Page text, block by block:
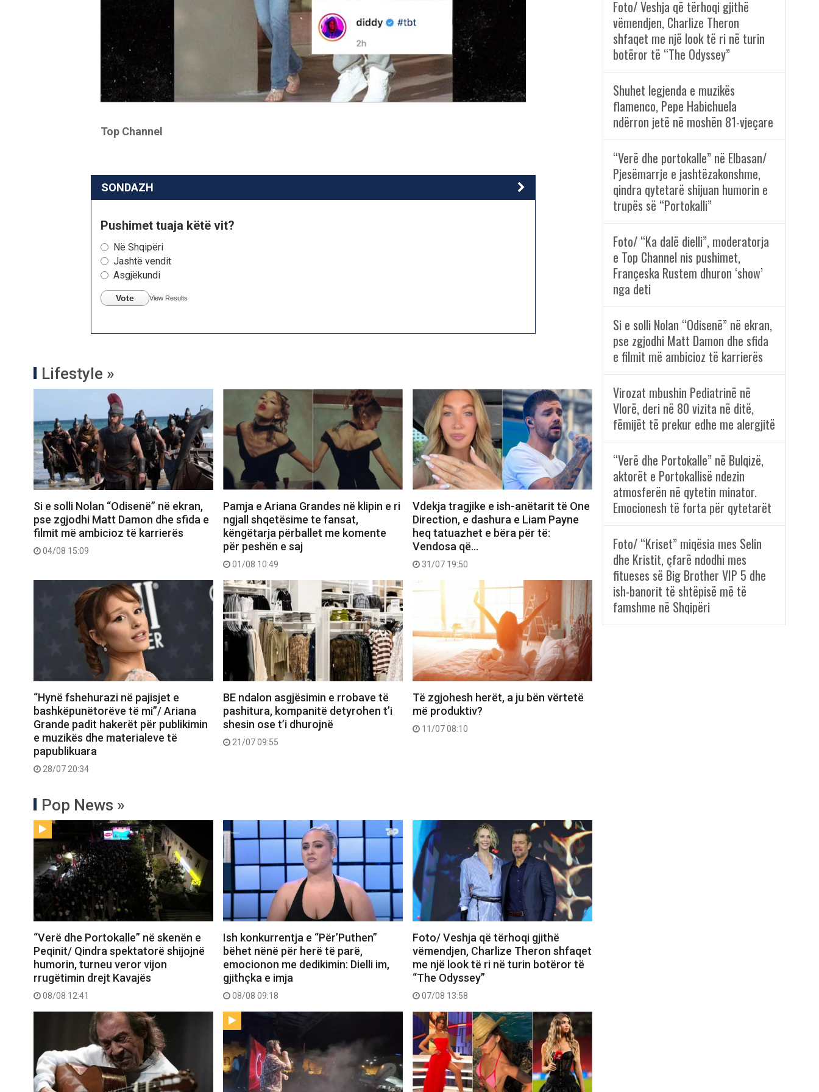
Top Channel
SONDAZH
Pushimet tuaja këtë vit?
Në Shqipëri
Jashtë vendit
Asgjëkundi
Vote View Results
Lifestyle »
Si e solli Nolan “Odisenë” në ekran,
pse zgjodhi Matt Damon dhe sfida e
filmit më ambicioz të karrierës
04/08 15:09
Pamja e Ariana Grandes në klipin e ri
ngjall shqetësime te fansat,
këngëtarja përballet me komente
për peshën e saj
01/08 10:49
Vdekja tragjike e ish-anëtarit të One
Direction, e dashura e Liam Payne
heq tatuazhet e bëra për të:
Vendosa që…
31/07 19:50
“Hynë fshehurazi në pajisjet e
bashkëpunëtorëve të mi”/ Ariana
Grande padit hakerët për publikimin
e muzikës dhe materialeve të
papublikuara
28/07 20:34
BE ndalon asgjësimin e rrobave të
pashitura, kompanitë detyrohen t’i
shesin ose t’i dhurojnë
21/07 09:55
Të zgjohesh herët, a ju bën vërtetë
më produktiv?
11/07 08:10
Pop News »
“Verë dhe Portokalle” në skenën e
Peqinit/ Qindra spektatorë shijojnë
humorin, turneu veror vijon
rrugëtimin drejt Kavajës
08/08 12:41
Ish konkurrentja e “Për’Puthen”
bëhet nënë për herë të parë,
emocionon me dedikimin: Dielli im,
gjithçka e imja
08/08 09:18
Foto/ Veshja që tërhoqi gjithë
vëmendjen, Charlize Theron shfaqet
me një look të ri në turin botëror të
“The Odyssey”
07/08 13:58
Foto/ Veshja që tërhoqi gjithë
vëmendjen, Charlize Theron
shfaqet me një look të ri në turin
botëror të “The Odyssey”
Shuhet legjenda e muzikës
flamenco, Pepe Habichuela
ndërron jetë në moshën 81-vjeçare
“Verë dhe portokalle” në Elbasan/
Pjesëmarrje e jashtëzakonshme,
qindra qytetarë shijuan humorin e
trupës së “Portokalli”
Foto/ “Ka dalë dielli”, moderatorja
e Top Channel nis pushimet,
Françeska Rustem dhuron ‘show’
nga deti
Si e solli Nolan “Odisenë” në ekran,
pse zgjodhi Matt Damon dhe sfida
e filmit më ambicioz të karrierës
Virozat mbushin Pediatrinë në
Vlorë, deri në 80 vizita në ditë,
fëmijët të prekur edhe me alergjitë
“Verë dhe Portokalle” në Bulqizë,
aktorët e Portokallisë ndezin
atmosferën në qytetin minator.
Emocionesh të forta për qytetarët
Foto/ “Kriset” miqësia mes Selin
dhe Kristit, çfarë ndodhi mes
fitueses së Big Brother VIP 5 dhe
ish-banorit të shtëpisë më të
famshme në Shqipëri